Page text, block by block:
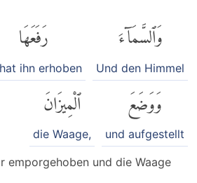
وَٱلسَّمَآءَ
Und den Himmel
رَفَعَهَا
ihn erhoben
وَوَضَعَ
und aufgestellt
ٱلْمِيزَانَ
die Waage,
emporgehoben und die Waage